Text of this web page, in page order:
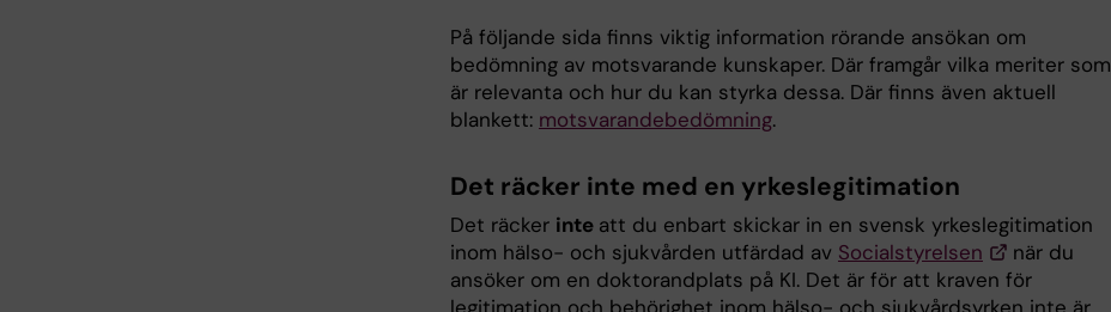
På följande sida finns viktig information rörande ansökan om
bedömning av motsvarande kunskaper. Där framgår vilka meriter som
är relevanta och hur du kan styrka dessa. Där finns även aktuell
blankett: motsvarandebedömning.
Det räcker inte med en yrkeslegitimation
Det räcker inte att du enbart skickar in en svensk yrkeslegitimation
inom hälso- och sjukvården utfärdad av Socialstyrelsen
när du
ansöker om en doktorandplats på KI. Det är för att kraven för